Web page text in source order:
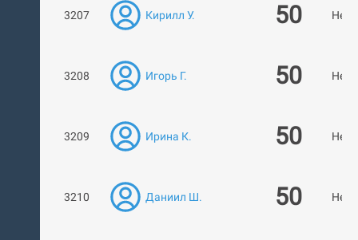
3207 Кирилл У. 50 Нет
3208 Игорь Г. 50 Нет
3209 Ирина К. 50 Нет
3210 Даниил Ш. 50 Нет